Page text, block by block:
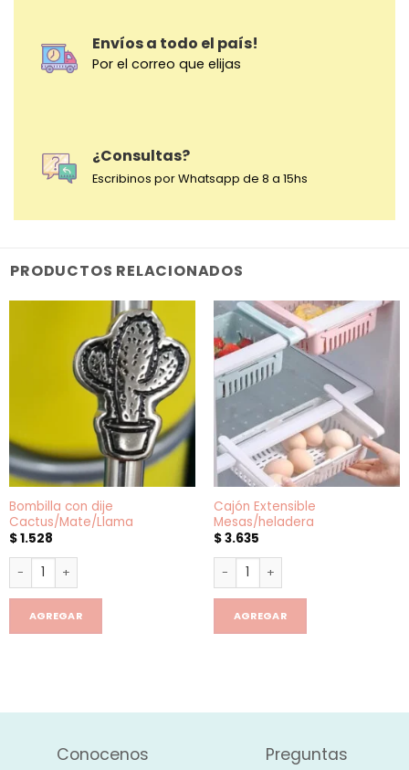
Envíos a todo el país!
Por el correo que elijas
¿Consultas?
Escribinos por Whatsapp de 8 a 15hs
PRODUCTOS RELACIONADOS
Bombilla con dije
Cactus/Mate/Llama
$1.528
Bombilla con dije Cactus/Mate/Llama cantidad
AGREGAR
Cajón Extensible
Mesas/heladera
$3.635
Cajón Extensible Mesas/
AGREGAR
Conocenos Preguntas